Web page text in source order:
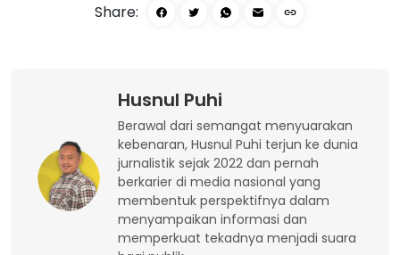
Share:
Husnul Puhi
Berawal dari semangat menyuarakan
kebenaran, Husnul Puhi terjun ke dunia
jurnalistik sejak 2022 dan pernah
berkarier di media nasional yang
membentuk perspektifnya dalam
menyampaikan informasi dan
memperkuat tekadnya menjadi suara